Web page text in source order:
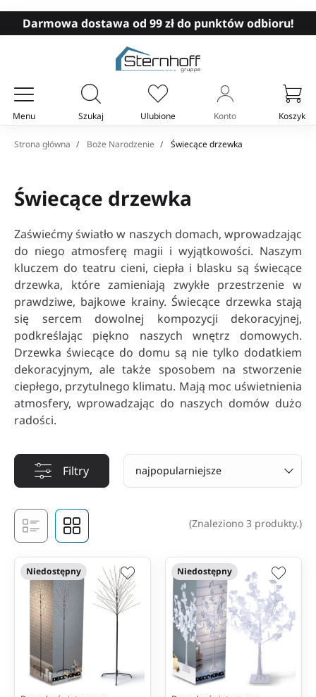
Darmowa dostawa od 99 zł do punktów odbioru!
Menu Szukaj Ulubione Konto Koszyk
Twój koszyk
Strona główna Boże Narodzenie Świecące drzewka
Świecące drzewka
Zaświećmy światło w naszych domach, wprowadzając
do niego atmosferę magii i wyjątkowości. Naszym
kluczem do teatru cieni, ciepła i blasku są świecące
drzewka, które zamieniają zwykłe przestrzenie w
prawdziwe, bajkowe krainy. Świecące drzewka stają
się sercem dowolnej kompozycji dekoracyjnej,
podkreślając piękno naszych wnętrz domowych.
Drzewka świecące do domu są nie tylko dodatkiem
dekoracyjnym, ale także sposobem na stworzenie
ciepłego, przytulnego klimatu. Mają moc uświetnienia
atmosfery, wprowadzając do naszych domów dużo
radości.
Filtry najpopularniejsze
(Znaleziono 3 produkty.)
Niedostępny Niedostępny